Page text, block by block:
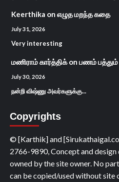
Keerthika on எழுத மறந்த கதை
July 31, 2026
Very interesting
மணிராம் கார்த்திக்on பணம் பத்தும்
July 30, 2026
நன்றி விஷ்ணு அவர்களுக்கு...
Copyrights
© [Karthik] and
2766-9890, Concept and
owned by the site owner. No
can be copied/used without site